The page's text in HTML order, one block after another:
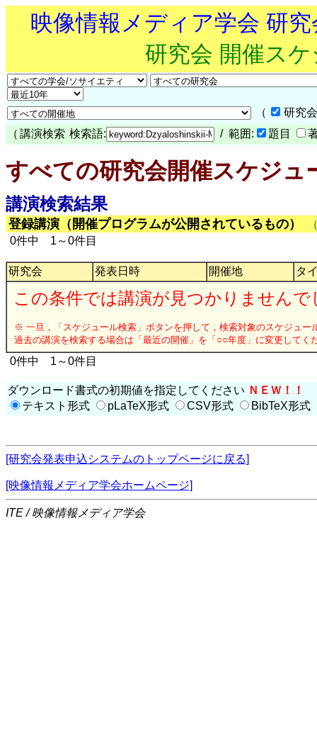
映像情報メディア学会 研
研究会 開催ス
（
研究
（ 講演検索 検索語: / 範囲: 題目
すべての研究会開催スケジュ
講演検索結果
登録講演（開催プログラムが公開されているもの）
0件中 1～0件目
研究会 発表日時 開催地 タ
この条件では講演が見つかりませんで
※ 一旦，「スケジュール検索」ボタンを押して，検索対象のスケジュー
過去の講演を検索する場合は「最近の開催」を「○○年度」に変更してく
0件中 1～0件目
ダウンロード書式の初期値を指定してください ＮＥＷ！！
テキスト形式
pLaTeX形式 CSV形式 BibTeX形式
[研究会発表申込システムのトップページに戻る]
[映像情報メディア学会ホームページ]
ITE / 映像情報メディア学会